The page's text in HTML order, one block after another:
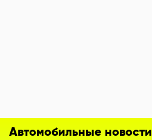
Автомобильные новости